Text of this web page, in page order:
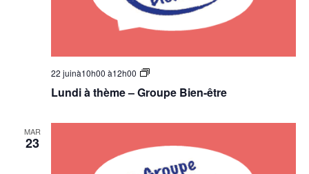
Lundi à thème – Groupe Bien-être
22 juinà10h00 à12h00
Groupe
être
MAR
23